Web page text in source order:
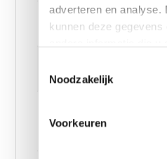
adverteren en analyse.
kunnen deze gegevens
basis van uw gebruik
Noodzakelijk
Voorkeuren
Gewicht
62390656 kg
6239245957 cm
DH Flanel Leo Nude 140 x